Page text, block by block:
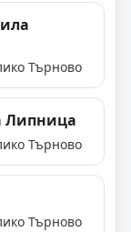
Търново
Липница
Търново
Търново